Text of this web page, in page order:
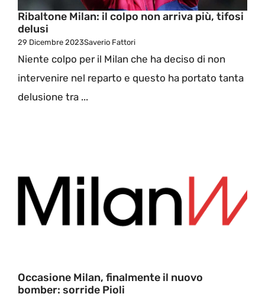
Ribaltone Milan: il colpo non arriva più, tifosi
delusi
29 Dicembre 2023Saverio Fattori
Niente colpo per il Milan che ha deciso di non
intervenire nel reparto e questo ha portato tanta
delusione tra ...
Occasione Milan, finalmente il nuovo
bomber: sorride Pioli